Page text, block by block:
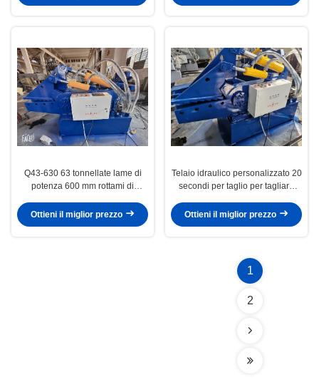
Q43-630 63 tonnellate lame di
potenza 600 mm rottami di
rottami di acciaio Shearing
Ottieni il miglior prezzo
Telaio idraulico personalizzato 20
secondi per taglio per tagliare
Ottieni il miglior prezzo
1
2